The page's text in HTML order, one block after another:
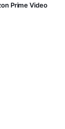
Prime Video